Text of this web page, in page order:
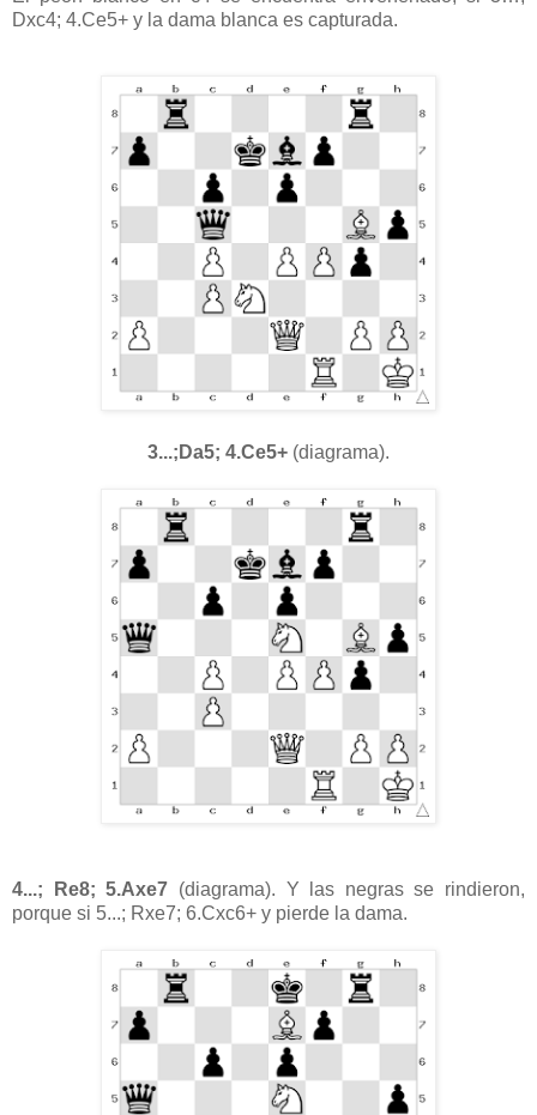
Dxc4; 4.Ce5+ y la dama blanca es capturada.
3...;Da5; 4.Ce5+ (diagrama).
4...; Re8; 5.Axe7 (diagrama). Y las negras se rindieron,
porque si 5...; Rxe7; 6.Cxc6+ y pierde la dama.